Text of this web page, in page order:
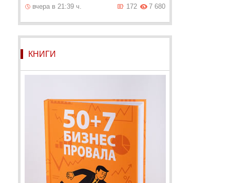
вчера в 21:39 ч.
7 680
172
КНИГИ